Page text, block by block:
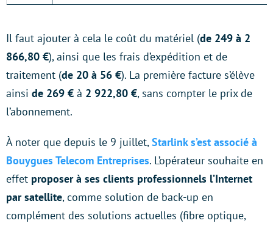
Il faut ajouter à cela le coût du matériel (de 249 à 2
866,80 €), ainsi que les frais d’expédition et de
traitement (de 20 à 56 €). La première facture s’élève
ainsi de 269 € à 2 922,80 €, sans compter le prix de
l’abonnement.
À noter que depuis le 9 juillet,Starlink s’est associé à
Bouygues Telecom Entreprises. L’opérateur souhaite en
effet proposer à ses clients professionnels l’Internet
par satellite, comme solution de back-up en
complément des solutions actuelles (fibre optique,